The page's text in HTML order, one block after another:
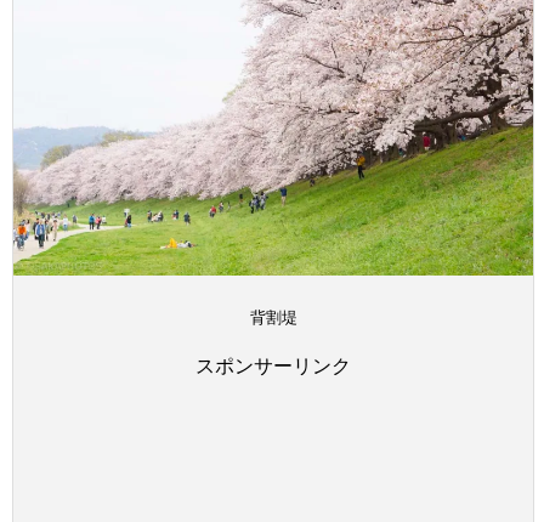
背割堤
スポンサーリンク